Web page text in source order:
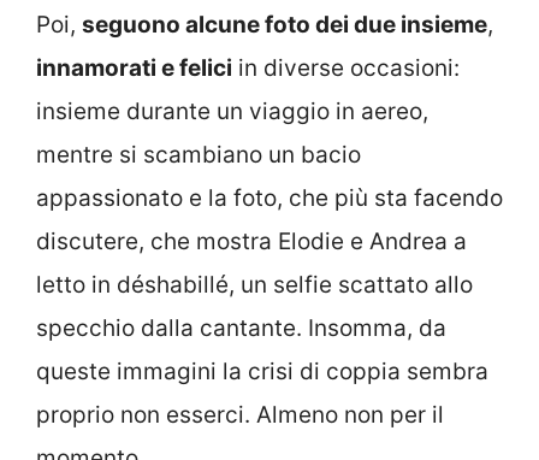
Poi, seguono alcune foto dei due insieme,
innamorati e felici in diverse occasioni:
insieme durante un viaggio in aereo,
mentre si scambiano un bacio
appassionato e la foto, che più sta facendo
discutere, che mostra Elodie e Andrea a
letto in déshabillé, un selfie scattato allo
specchio dalla cantante. Insomma, da
queste immagini la crisi di coppia sembra
proprio non esserci. Almeno non per il